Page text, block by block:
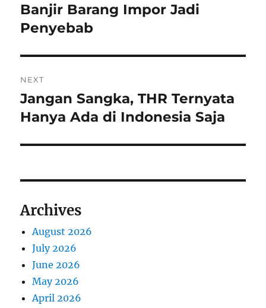
s
t
n
a
v
a
t
i
o
n
r
e
i
s
p
Banjir Barang Impor Jadi
Penyebab
NEXT
N
e
t
o
t
Jangan Sangka, THR Ternyata
Hanya Ada di Indonesia Saja
Archives
August 2026
July 2026
June 2026
May 2026
April 2026